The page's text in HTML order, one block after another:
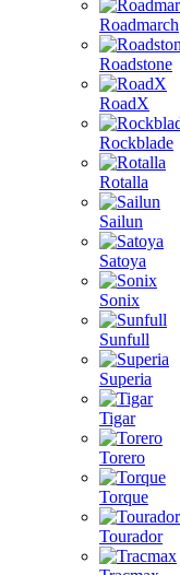
Roadmarch
Roadstone
RoadX
Rockblade
Rotalla
Sailun
Satoya
Sonix
Sunfull
Superia
Tigar
Torero
Torque
Tourador